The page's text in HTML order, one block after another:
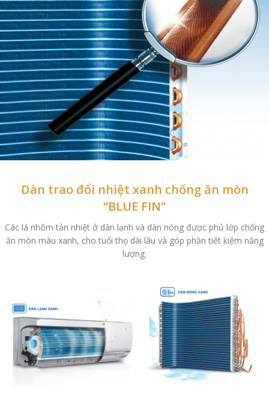
Dàn trao đổi nhiệt xanh chống ăn mòn
“BLUE FIN”
Các lá nhôm tản nhiệt ở dàn lạnh và dàn nóng được phủ lớp chống
ăn mòn màu xanh, cho tuổi thọ dài lâu và góp phần tiết kiệm năng
lượng.